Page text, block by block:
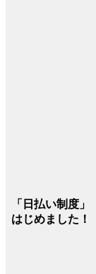
「日払い制度」
はじめました！